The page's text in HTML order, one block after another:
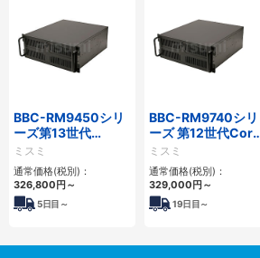
BBC-RM9450シリ
ーズ第13世代
Core・12世代
Celeron対応ラック
マウント4PCIe
ミスミ
通常価格(税別)：
326,800円～
5日目～
BBC-RM9740シリ
ーズ 第12世代Core
対応ラックマウント
FAPC4PCI・3PCIe
ミスミ
通常価格(税別)：
329,000円～
19日目～